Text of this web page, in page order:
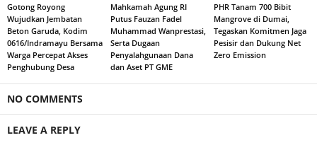
Gotong Royong
Wujudkan Jembatan
Beton Garuda, Kodim
0616/Indramayu Bersama
Warga Percepat Akses
Penghubung Desa
Mahkamah Agung RI
Putus Fauzan Fadel
Muhammad Wanprestasi,
Serta Dugaan
Penyalahgunaan Dana
dan Aset PT GME
PHR Tanam 700 Bibit
Mangrove di Dumai,
Tegaskan Komitmen Jaga
Pesisir dan Dukung Net
Zero Emission
NO COMMENTS
LEAVE A REPLY